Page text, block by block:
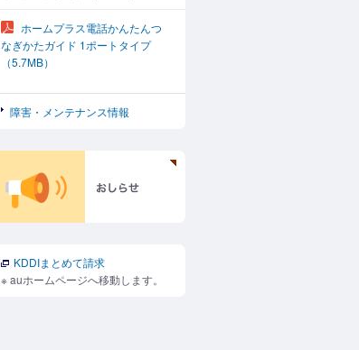
ホームプラス電話かんたんつ
なぎかたガイド 1ポートタイプ
（5.7MB）
障害・メンテナンス情報
KDDIまとめて請求
※ auホームページへ移動します。